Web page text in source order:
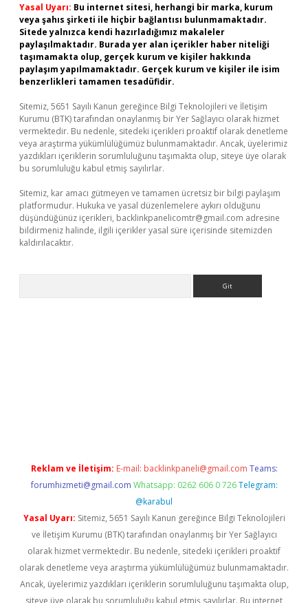
Yasal Uyarı: Bu internet sitesi, herhangi bir marka, kurum
veya şahıs şirketi ile hiçbir bağlantısı bulunmamaktadır.
Sitede yalnızca kendi hazırladığımız makaleler
paylaşılmaktadır. Burada yer alan içerikler haber niteliği
taşımamakta olup, gerçek kurum ve kişiler hakkında
paylaşım yapılmamaktadır. Gerçek kurum ve kişiler ile isim
benzerlikleri tamamen tesadüfidir.
Sitemiz, 5651 Sayılı Kanun gereğince Bilgi Teknolojileri ve İletişim
Kurumu (BTK) tarafından onaylanmış bir Yer Sağlayıcı olarak hizmet
vermektedir. Bu nedenle, sitedeki içerikleri proaktif olarak denetleme
veya araştırma yükümlülüğümüz bulunmamaktadır. Ancak, üyelerimiz
yazdıkları içeriklerin sorumluluğunu taşımakta olup, siteye üye olarak
bu sorumluluğu kabul etmiş sayılırlar.
Sitemiz, kar amacı gütmeyen ve tamamen ücretsiz bir bilgi paylaşım
platformudur. Hukuka ve yasal düzenlemelere aykırı olduğunu
düşündüğünüz içerikleri, backlinkpanelicomtr@gmail.com adresine
bildirmeniz halinde, ilgili içerikler yasal süre içerisinde sitemizden
kaldırılacaktır.
Reklam ve İletişim: E-mail: backlinkpaneli@gmail.com Teams:
forumhizmeti@gmail.com Whatsapp: 0262 606 0 726 Telegram:
@karabul
Yasal Uyarı: Sitemiz, 5651 Sayılı Kanun gereğince Bilgi Teknolojileri
ve İletişim Kurumu (BTK) tarafından onaylanmış bir Yer Sağlayıcı
olarak hizmet vermektedir. Bu nedenle, sitedeki içerikleri proaktif
olarak denetleme veya araştırma yükümlülüğümüz bulunmamaktadır.
Ancak, üyelerimiz yazdıkları içeriklerin sorumluluğunu taşımakta olup,
siteye üye olarak bu sorumluluğu kabul etmiş sayılırlar. Bu internet